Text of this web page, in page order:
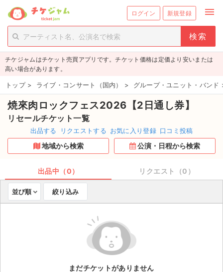
ログイン 新規登録 menu
person_add 新規会員登録
チケットを探す
新着チケット
値下げしたチケット
都道府県からチケットを探す
もうすぐ開催のチケット
チケットのリクエスト一覧
取扱チケット
ライブ・コンサート（国内）
ライブ・コンサート（海外）
チケジャムはチケット売買アプリです。チケット価格は定価より安いまたは
高い場合があります。
トップ > ライブ・コンサート（国内） > グループ・ユニット・バンド
焼來肉ロックフェス2026【2日通し券】
リセールチケット一覧
出品する リクエストする お気に入り登録 口コミ投稿
地域から検索 公演・日程から検索
出品中（0） リクエスト（0）
並び順 絞り込み
まだチケットがありません